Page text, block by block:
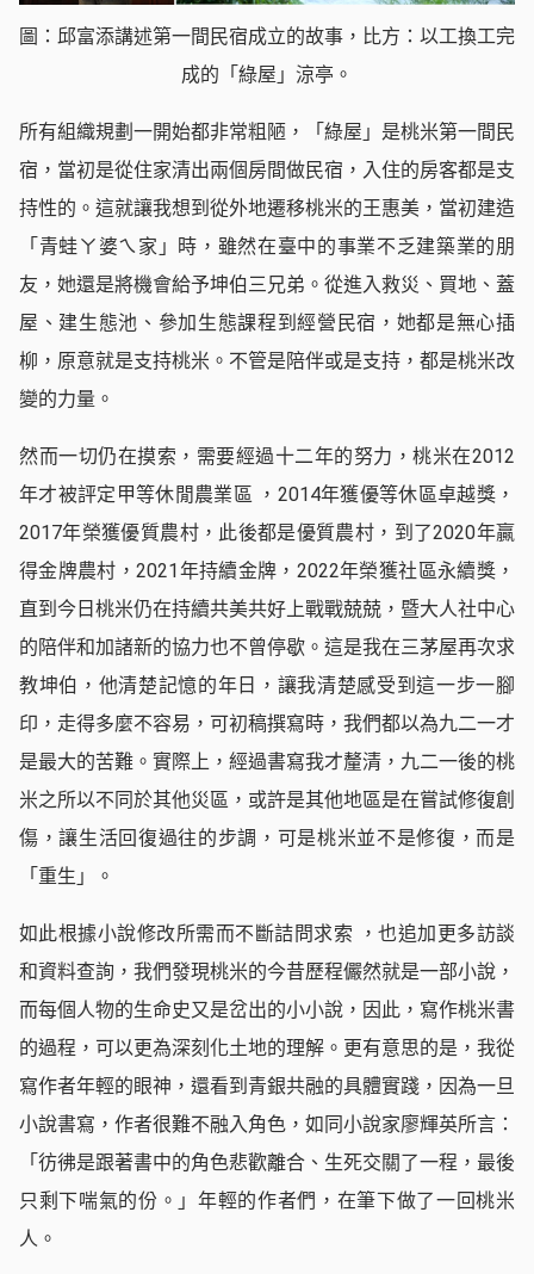
圖：邱富添講述第一間民宿成立的故事，比方：以工換工完
成的「綠屋」涼亭。
所有組織規劃一開始都非常粗陋，「綠屋」是桃米第一間民
宿，當初是從住家清出兩個房間做民宿，入住的房客都是支
持性的。這就讓我想到從外地遷移桃米的王惠美，當初建造
「青蛙ㄚ婆ㄟ家」時，雖然在臺中的事業不乏建築業的朋
友，她還是將機會給予坤伯三兄弟。從進入救災、買地、蓋
屋、建生態池、參加生態課程到經營民宿，她都是無心插
柳，原意就是支持桃米。不管是陪伴或是支持，都是桃米改
變的力量。
然而一切仍在摸索，需要經過十二年的努力，桃米在2012
年才被評定甲等休閒農業區 ，2014年獲優等休區卓越獎，
2017年榮獲優質農村，此後都是優質農村，到了2020年贏
得金牌農村，2021年持續金牌，2022年榮獲社區永續獎，
直到今日桃米仍在持續共美共好上戰戰兢兢，暨大人社中心
的陪伴和加諸新的協力也不曾停歇。這是我在三茅屋再次求
教坤伯，他清楚記憶的年日，讓我清楚感受到這一步一腳
印，走得多麼不容易，可初稿撰寫時，我們都以為九二一才
是最大的苦難。實際上，經過書寫我才釐清，九二一後的桃
米之所以不同於其他災區，或許是其他地區是在嘗試修復創
傷，讓生活回復過往的步調，可是桃米並不是修復，而是
「重生」。
如此根據小說修改所需而不斷詰問求索 ，也追加更多訪談
和資料查詢，我們發現桃米的今昔歷程儼然就是一部小說，
而每個人物的生命史又是岔出的小小說，因此，寫作桃米書
的過程，可以更為深刻化土地的理解。更有意思的是，我從
寫作者年輕的眼神，還看到青銀共融的具體實踐，因為一旦
小說書寫，作者很難不融入角色，如同小說家廖輝英所言：
「彷彿是跟著書中的角色悲歡離合、生死交關了一程，最後
只剩下喘氣的份。」年輕的作者們，在筆下做了一回桃米
人。